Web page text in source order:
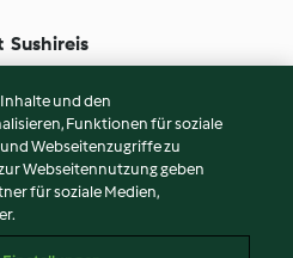
Sushireis
4.1 (1.3K)
und den
Funktionen für soziale
Webseitenzugriffe zu
Webseitennutzung geben
für soziale Medien,